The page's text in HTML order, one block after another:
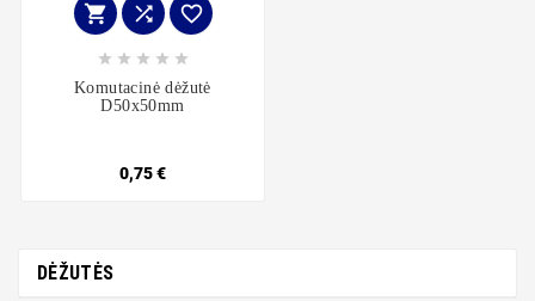
  
    
Komutacinė dėžutė
D50x50mm
0,75 €
DĖŽUTĖS